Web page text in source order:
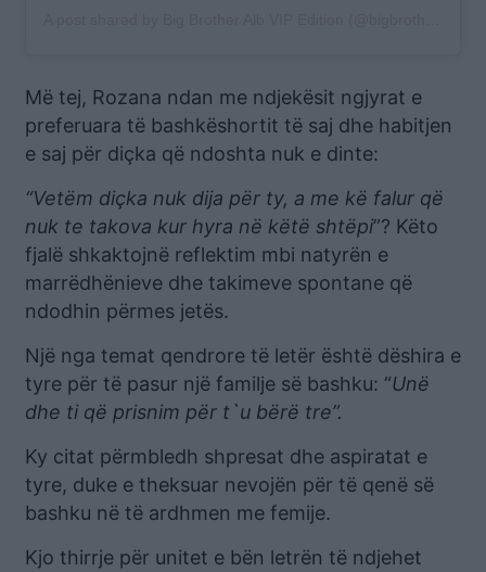
Më tej, Rozana ndan me ndjekësit ngjyrat e
preferuara të bashkëshortit të saj dhe habitjen
e saj për diçka që ndoshta nuk e dinte:
“Vetëm diçka nuk dija për ty, a me kë falur që
nuk te takova kur hyra në këtë shtëpi”? Këto
fjalë shkaktojnë reflektim mbi natyrën e
marrëdhënieve dhe takimeve spontane që
ndodhin përmes jetës.
Një nga temat qendrore të letër është dëshira e
tyre për të pasur një familje së bashku: “Unë
dhe ti që prisnim për t`u bërë tre”.
Ky citat përmbledh shpresat dhe aspiratat e
tyre, duke e theksuar nevojën për të qenë së
bashku në të ardhmen me femije.
Kjo thirrje për unitet e bën letrën të ndjehet